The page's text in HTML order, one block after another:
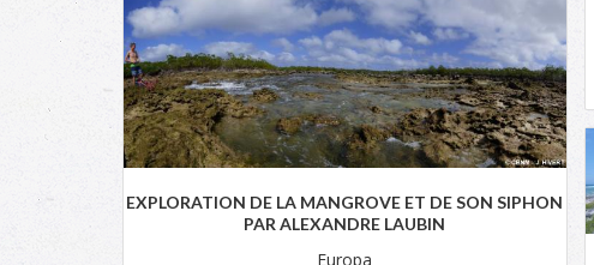
EXPLORATION DE LA MANGROVE ET DE SON SIPHON
PAR ALEXANDRE LAUBIN
Europa